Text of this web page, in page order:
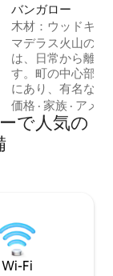
、5つ星中4.93つ
バンガロー
木材：ウッドキャ
テペ島
マデラス火山の麓
は、日常から離れ
す。町の中心部か
にあり、有名なア
マグダレナから下
ります。 グループや家族連れの滞在に最
適で、ベッドが2
で、ツアーやアク
はSelvistaチーム
す。
価格 ·家族 · アメ
で人気の
Wi-Fi